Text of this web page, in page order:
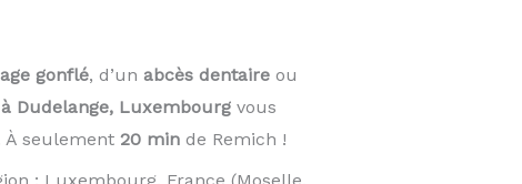
gonflé, d’un abcès dentaireou
Dudelange, Luxembourgvous
seulement 20 minde Remich !